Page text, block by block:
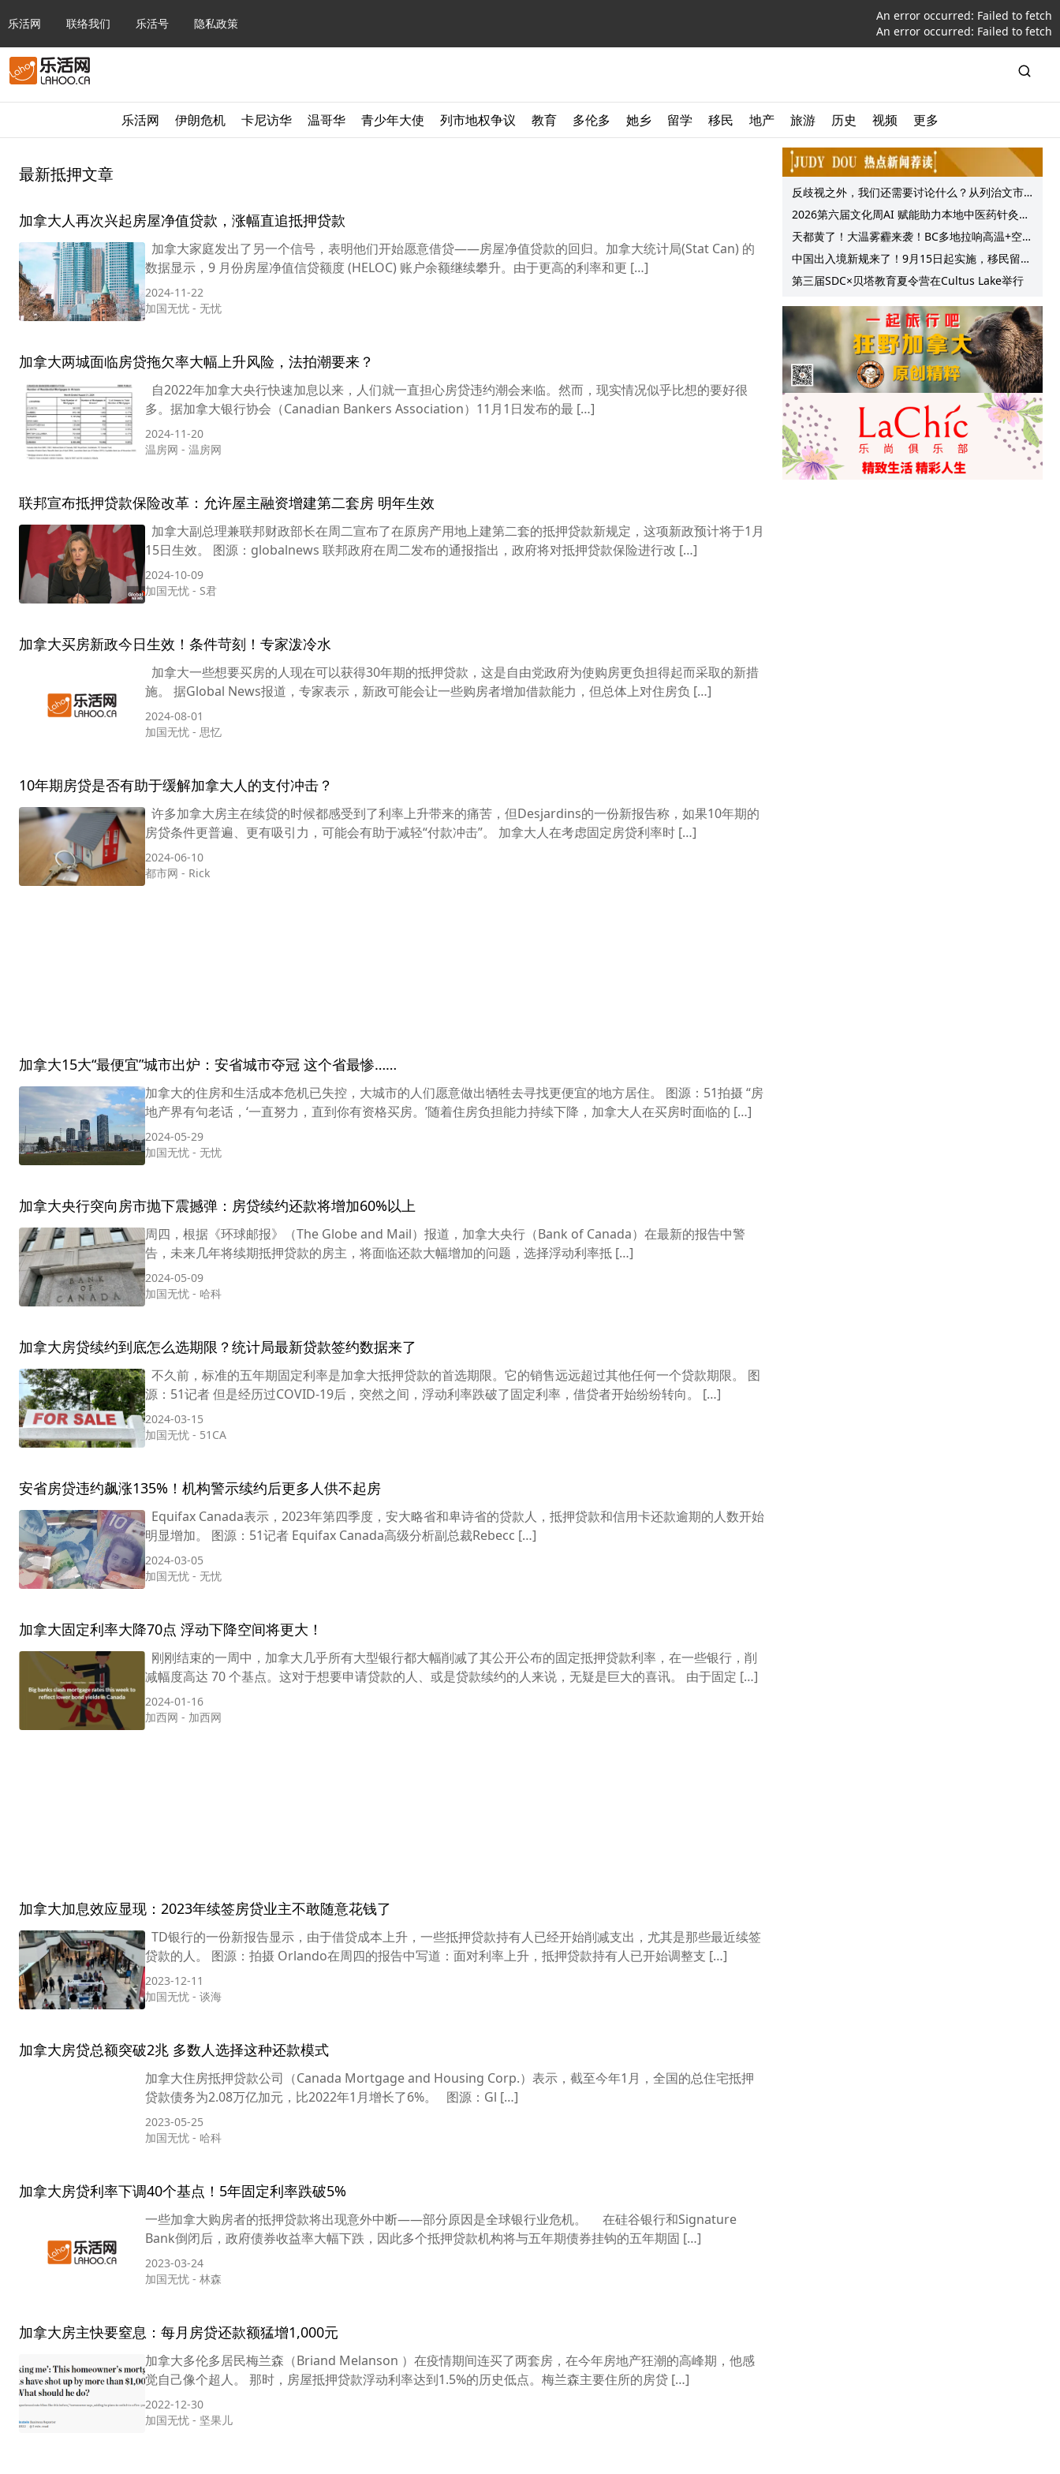
乐活网 联络我们 乐活号 隐私政策
An error occurred: Failed to fetch
An error occurred: Failed to fetch
乐活网 伊朗危机 卡尼访华 温哥华 青少年大使 列市地权争议 教育 多伦多 她乡 留学 移民 地产 旅游 历史 视频 更多
最新抵押文章
加拿大人再次兴起房屋净值贷款，涨幅直追抵押贷款
加拿大家庭发出了另一个信号，表明他们开始愿意借贷——房屋净值贷款的回归。加拿大统计局(Stat Can) 的
数据显示，9 月份房屋净值信贷额度 (HELOC) 账户余额继续攀升。由于更高的利率和更 […]
2024-11-22
加国无忧 - 无忧
加拿大两城面临房贷拖欠率大幅上升风险，法拍潮要来？
自2022年加拿大央行快速加息以来，人们就一直担心房贷违约潮会来临。然而，现实情况似乎比想的要好很
多。据加拿大银行协会（Canadian Bankers Association）11月1日发布的最 […]
2024-11-20
温房网 - 温房网
联邦宣布抵押贷款保险改革：允许屋主融资增建第二套房 明年生效
加拿大副总理兼联邦财政部长在周二宣布了在原房产用地上建第二套的抵押贷款新规定，这项新政预计将于1月
15日生效。 图源：globalnews 联邦政府在周二发布的通报指出，政府将对抵押贷款保险进行改 […]
2024-10-09
加国无忧 - S君
加拿大买房新政今日生效！条件苛刻！专家泼冷水
加拿大一些想要买房的人现在可以获得30年期的抵押贷款，这是自由党政府为使购房更负担得起而采取的新措
施。 据Global News报道，专家表示，新政可能会让一些购房者增加借款能力，但总体上对住房负 […]
2024-08-01
加国无忧 - 思忆
10年期房贷是否有助于缓解加拿大人的支付冲击？
许多加拿大房主在续贷的时候都感受到了利率上升带来的痛苦，但Desjardins的一份新报告称，如果10年期的
房贷条件更普遍、更有吸引力，可能会有助于减轻“付款冲击”。 加拿大人在考虑固定房贷利率时 […]
2024-06-10
都市网 - Rick
加拿大15大“最便宜”城市出炉：安省城市夺冠 这个省最惨……
加拿大的住房和生活成本危机已失控，大城市的人们愿意做出牺牲去寻找更便宜的地方居住。 图源：51拍摄 “房
地产界有句老话，‘一直努力，直到你有资格买房。’随着住房负担能力持续下降，加拿大人在买房时面临的 […]
2024-05-29
加国无忧 - 无忧
加拿大央行突向房市抛下震撼弹：房贷续约还款将增加60%以上
周四，根据《环球邮报》（The Globe and Mail）报道，加拿大央行（Bank of Canada）在最新的报告中警
告，未来几年将续期抵押贷款的房主，将面临还款大幅增加的问题，选择浮动利率抵 […]
2024-05-09
加国无忧 - 哈科
加拿大房贷续约到底怎么选期限？统计局最新贷款签约数据来了
不久前，标准的五年期固定利率是加拿大抵押贷款的首选期限。它的销售远远超过其他任何一个贷款期限。 图
源：51记者 但是经历过COVID-19后，突然之间，浮动利率跌破了固定利率，借贷者开始纷纷转向。 […]
2024-03-15
加国无忧 - 51CA
安省房贷违约飙涨135%！机构警示续约后更多人供不起房
Equifax Canada表示，2023年第四季度，安大略省和卑诗省的贷款人，抵押贷款和信用卡还款逾期的人数开始
明显增加。 图源：51记者 Equifax Canada高级分析副总裁Rebecc […]
2024-03-05
加国无忧 - 无忧
加拿大固定利率大降70点 浮动下降空间将更大！
刚刚结束的一周中，加拿大几乎所有大型银行都大幅削减了其公开公布的固定抵押贷款利率，在一些银行，削
减幅度高达 70 个基点。这对于想要申请贷款的人、或是贷款续约的人来说，无疑是巨大的喜讯。 由于固定 […]
2024-01-16
加西网 - 加西网
加拿大加息效应显现：2023年续签房贷业主不敢随意花钱了
TD银行的一份新报告显示，由于借贷成本上升，一些抵押贷款持有人已经开始削减支出，尤其是那些最近续签
贷款的人。 图源：拍摄 Orlando在周四的报告中写道：面对利率上升，抵押贷款持有人已开始调整支 […]
2023-12-11
加国无忧 - 谈海
加拿大房贷总额突破2兆 多数人选择这种还款模式
加拿大住房抵押贷款公司（Canada Mortgage and Housing Corp.）表示，截至今年1月，全国的总住宅抵押
贷款债务为2.08万亿加元，比2022年1月增长了6%。 图源：Gl […]
2023-05-25
加国无忧 - 哈科
加拿大房贷利率下调40个基点！5年固定利率跌破5%
一些加拿大购房者的抵押贷款将出现意外中断——部分原因是全球银行业危机。 在硅谷银行和Signature
Bank倒闭后，政府债券收益率大幅下跌，因此多个抵押贷款机构将与五年期债券挂钩的五年期固 […]
2023-03-24
加国无忧 - 林森
加拿大房主快要窒息：每月房贷还款额猛增1,000元
加拿大多伦多居民梅兰森（Briand Melanson ）在疫情期间连买了两套房，在今年房地产狂潮的高峰期，他感
觉自己像个超人。 那时，房屋抵押贷款浮动利率达到1.5%的历史低点。梅兰森主要住所的房贷 […]
2022-12-30
加国无忧 - 坚果儿
反歧视之外，我们还需要讨论什么？从列治文市
议会一项动议谈起
2026第六届文化周AI 赋能助力本地中医药针灸服
务提质升级
天都黄了！大温雾霾来袭！BC多地拉响高温+空气
质量预警 最高可达35°C！
中国出入境新规来了！9月15日起实施，移民留学
中介迎来最强监管！
第三届SDC×贝塔教育夏令营在Cultus Lake举行